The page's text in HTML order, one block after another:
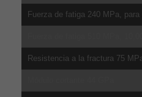
Fuerza de fatiga 240 MPa,
Resistencia a la fractura 75